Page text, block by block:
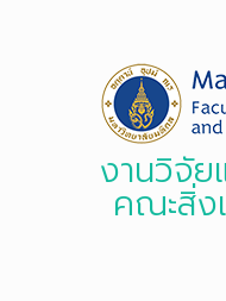
งานวิจัย
คณะสิ่